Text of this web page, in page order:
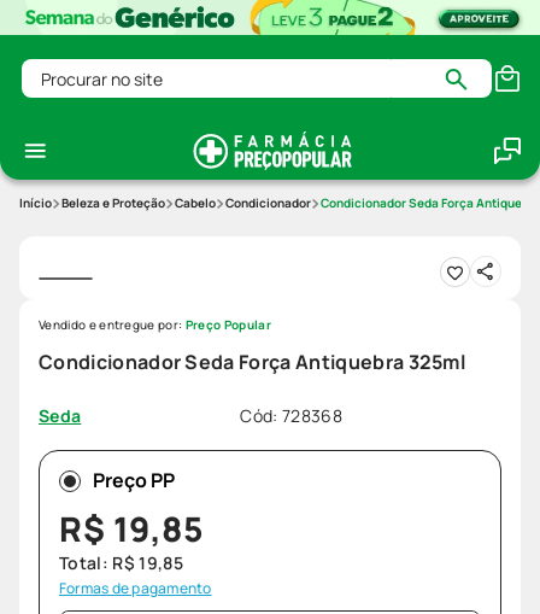
Procurar no site
Beleza e Proteção Cabelo Condicionador Condicionador Seda Força
Condicionador Seda Força Antiquebra 325ml
Seda Cód: 728368
Vendido e entregue por: Preço Popular
Preço PP
R$ 19,85
Total: R$ 19,85
Formas de pagamento